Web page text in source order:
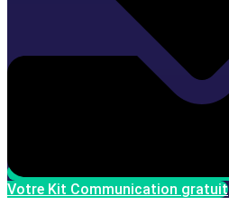
Votre Kit Communication gratuit